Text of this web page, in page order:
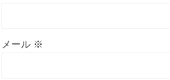
メール ※